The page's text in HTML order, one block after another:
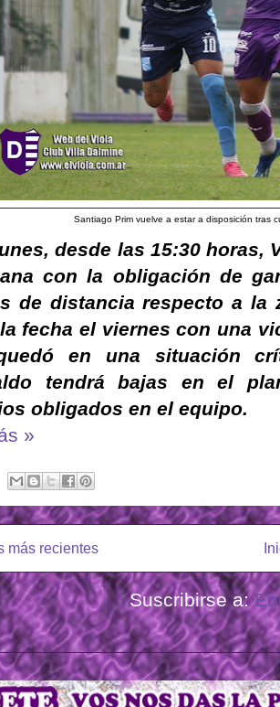
Santiago Prim vuelve a estar a disposición tras
desde las 15:30 horas,
con la obligación de
de distancia respecto a la
fecha el viernes con una
en una situación
tendrá bajas en el
obligados en el equipo.
»
más recientes
Suscribirse a: